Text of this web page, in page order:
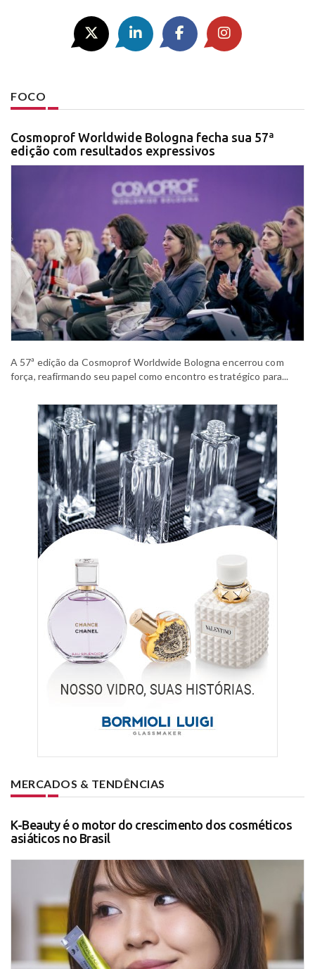
FOCO
Cosmoprof Worldwide Bologna fecha sua 57ª
edição com resultados expressivos
A 57ª edição da Cosmoprof Worldwide Bologna encerrou com
força, reafirmando seu papel como encontro estratégico para...
MERCADOS & TENDÊNCIAS
K-Beauty é o motor do crescimento dos cosméticos
asiáticos no Brasil